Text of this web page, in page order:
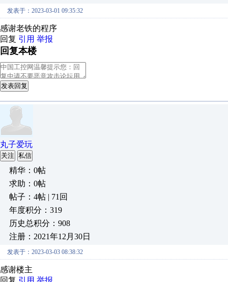
发表于：2023-03-01 09:35:32
感谢老铁的程序
回复 引用 举报
回复本楼
发表回复
丸子爱玩
关注 私信
精华：0帖
求助：0帖
帖子：4帖 | 71回
年度积分：319
历史总积分：908
注册：2021年12月30日
发表于：2023-03-03 08:38:32
感谢楼主
回复 引用 举报